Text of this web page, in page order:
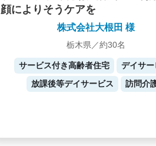
顔によりそうケアを
株式会社大根田 様
栃木県／約30名
サービス付き高齢者住宅
デイサー
放課後等デイサービス
訪問介